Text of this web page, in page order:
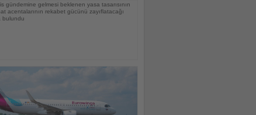
gündemine gelmesi beklenen yasa tasarısının
acentalarının rekabet gücünü zayıflatacağı
bulundu